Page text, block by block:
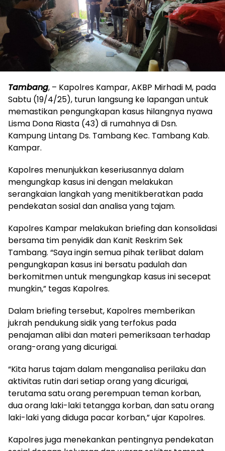
Tambang, – Kapolres Kampar, AKBP Mirhadi M, pada
Sabtu (19/4/25), turun langsung ke lapangan untuk
memastikan pengungkapan kasus hilangnya nyawa
Lisma Dona Riasta (43) di rumahnya di Dsn.
Kampung Lintang Ds. Tambang Kec. Tambang Kab.
Kampar.
Kapolres menunjukkan keseriusannya dalam
mengungkap kasus ini dengan melakukan
serangkaian langkah yang menitikberatkan pada
pendekatan sosial dan analisa yang tajam.
Kapolres Kampar melakukan briefing dan konsolidasi
bersama tim penyidik dan Kanit Reskrim Sek
Tambang. “Saya ingin semua pihak terlibat dalam
pengungkapan kasus ini bersatu padulah dan
berkomitmen untuk mengungkap kasus ini secepat
mungkin,” tegas Kapolres.
Dalam briefing tersebut, Kapolres memberikan
jukrah pendukung sidik yang terfokus pada
penajaman alibi dan materi pemeriksaan terhadap
orang-orang yang dicurigai.
“Kita harus tajam dalam menganalisa perilaku dan
aktivitas rutin dari setiap orang yang dicurigai,
terutama satu orang perempuan teman korban,
dua orang laki-laki tetangga korban, dan satu orang
laki-laki yang diduga pacar korban,” ujar Kapolres.
Kapolres juga menekankan pentingnya pendekatan